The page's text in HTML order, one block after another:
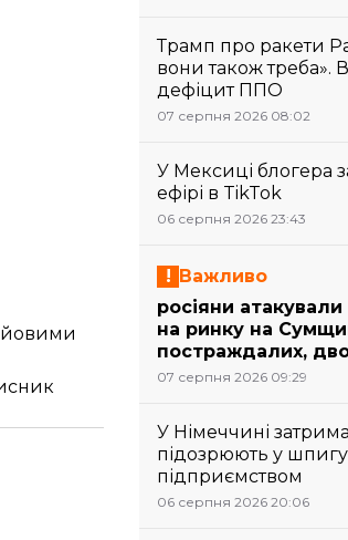
Трамп про ракети
вони також треба».
дефіцит ППО
07 серпня 2026 08:02
У Мексиці блогера
ефірі в TikTok
06 серпня 2026 23:43
Важливо
росіяни
на ринку на
постраждалих,
07 серпня 2026 09:29
У Німеччині
підозрюють у
підприємством
06 серпня 2026 20:06